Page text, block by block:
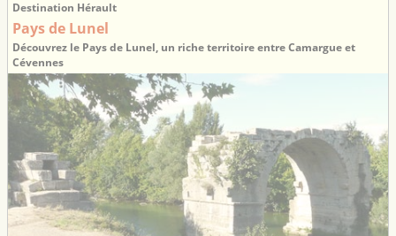
Destination Hérault
Pays de Lunel
Découvrez le Pays de Lunel, un riche territoire entre Camargue et
Cévennes